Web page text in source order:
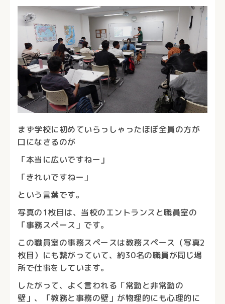
まず学校に初めていらっしゃったほぼ全員の方が
口になさるのが
「本当に広いですねー」
「きれいですねー」
という言葉です。
写真の1枚目は、当校のエントランスと職員室の
「事務スペース」です。
この職員室の事務スペースは教務スペース（写真2
枚目）にも繋がっていて、約30名の職員が同じ場
所で仕事をしています。
したがって、よく言われる「常勤と非常勤の
壁」、「教務と事務の壁」が物理的にも心理的に